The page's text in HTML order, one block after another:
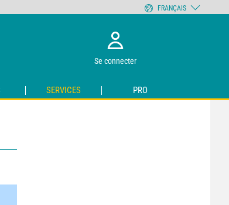
Se connecter
SERVICES PRO
FRANÇAIS